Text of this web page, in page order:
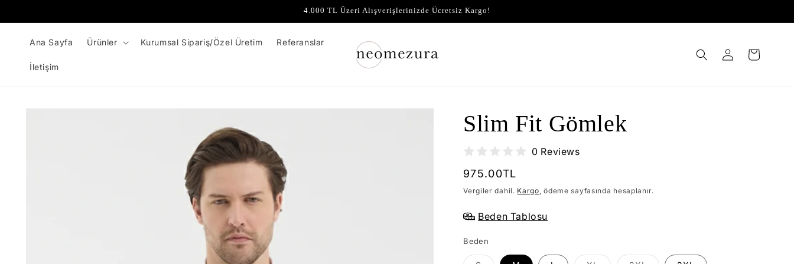
4.000 TL Üzeri Alışverişlerinizde Ücretsiz Kargo!
Ana Sayfa Ürünler Kurumsal Sipariş/Özel Üretim Referanslar
İletişim
Oturum
Sepet
Slim Fit Gömlek
0 Reviews
Normal
fiyat
975.00TL
Vergiler dahil. Kargo, ödeme sayfasında hesaplanır.
Beden Tablosu
Beden